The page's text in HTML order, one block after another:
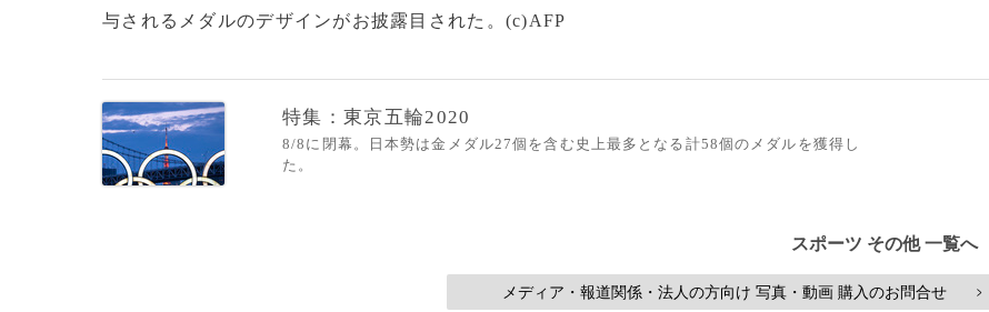
与されるメダルのデザインがお披露目された。(c)AFP
特集：東京五輪2020
8/8に閉幕。日本勢は金メダル27個を含む史上最多となる計58個のメダルを獲得し
た。
スポーツ その他 一覧へ
メディア・報道関係・法人の方向け 写真・動画 購入のお問合せ >